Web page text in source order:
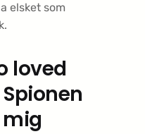
elsket som
loved